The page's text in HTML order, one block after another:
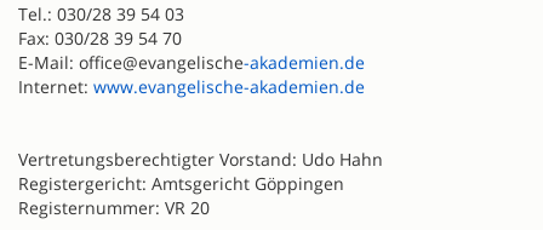
Tel.: 030/28 39 54 03
Fax: 030/28 39 54 70
E-Mail: office@evangelische-akademien.de
Internet: www.evangelische-akademien.de
Vertretungsberechtigter Vorstand: Udo Hahn
Registergericht: Amtsgericht Göppingen
Registernummer: VR 20